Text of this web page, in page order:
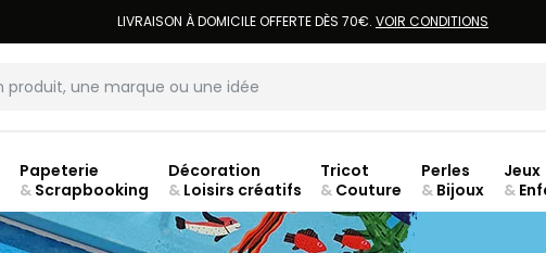
LIVRAISON À DOMICILE OFFERTE DÈS 70€. VOIR CONDITIONS
Papeterie
&Scrapbooking
Décoration
&Loisirs créatifs
Tricot
& Couture
Perles
& Bijoux
Jeux
&